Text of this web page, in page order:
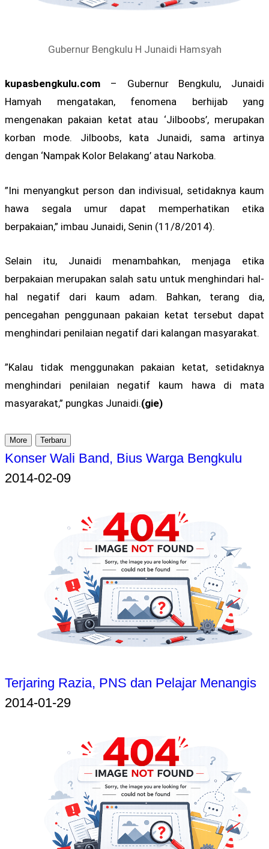
Gubernur Bengkulu H Junaidi Hamsyah
kupasbengkulu.com – Gubernur Bengkulu, Junaidi
Hamyah mengatakan, fenomena berhijab yang
mengenakan pakaian ketat atau ‘Jilboobs’, merupakan
korban mode. Jilboobs, kata Junaidi, sama artinya
dengan ‘Nampak Kolor Belakang’ atau Narkoba.
”Ini menyangkut person dan indivisual, setidaknya kaum
hawa segala umur dapat memperhatikan etika
berpakaian,” imbau Junaidi, Senin (11/8/2014).
Selain itu, Junaidi menambahkan, menjaga etika
berpakaian merupakan salah satu untuk menghindari hal-
hal negatif dari kaum adam. Bahkan, terang dia,
pencegahan penggunaan pakaian ketat tersebut dapat
menghindari penilaian negatif dari kalangan masyarakat.
”Kalau tidak menggunakan pakaian ketat, setidaknya
menghindari penilaian negatif kaum hawa di mata
masyarakat,” pungkas Junaidi.(gie)
More Terbaru
Konser Wali Band, Bius Warga Bengkulu
2014-02-09
Terjaring Razia, PNS dan Pelajar Menangis
2014-01-29